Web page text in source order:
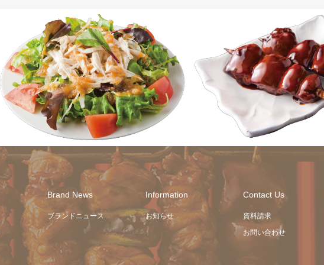
商品
Brand News
ブランドニュース
Information
お知らせ
Contact Us
資料請求
お問い合わせ